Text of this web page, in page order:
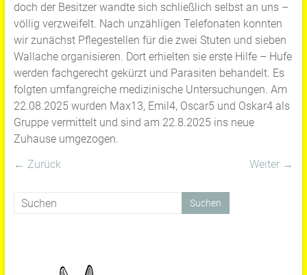
doch der Besitzer wandte sich schließlich selbst an uns –
völlig verzweifelt. Nach unzähligen Telefonaten konnten
wir zunächst Pflegestellen für die zwei Stuten und sieben
Wallache organisieren. Dort erhielten sie erste Hilfe – Hufe
werden fachgerecht gekürzt und Parasiten behandelt. Es
folgten umfangreiche medizinische Untersuchungen. Am
22.08.2025 wurden Max13, Emil4, Oscar5 und Oskar4 als
Gruppe vermittelt und sind am 22.8.2025 ins neue
Zuhause umgezogen.
← Zurück
Weiter →